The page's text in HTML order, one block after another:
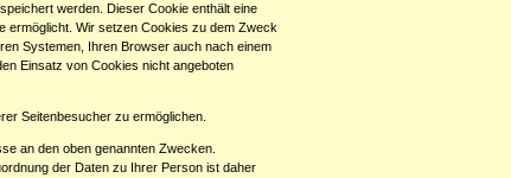
werden. Dieser Cookie enthält eine
ermöglicht. Wir setzen Cookies zu dem Zweck
Systemen, Ihren Browser auch nach einem
Einsatz von Cookies nicht angeboten
Seitenbesucher zu ermöglichen.
an den oben genannten Zwecken.
der Daten zu Ihrer Person ist daher